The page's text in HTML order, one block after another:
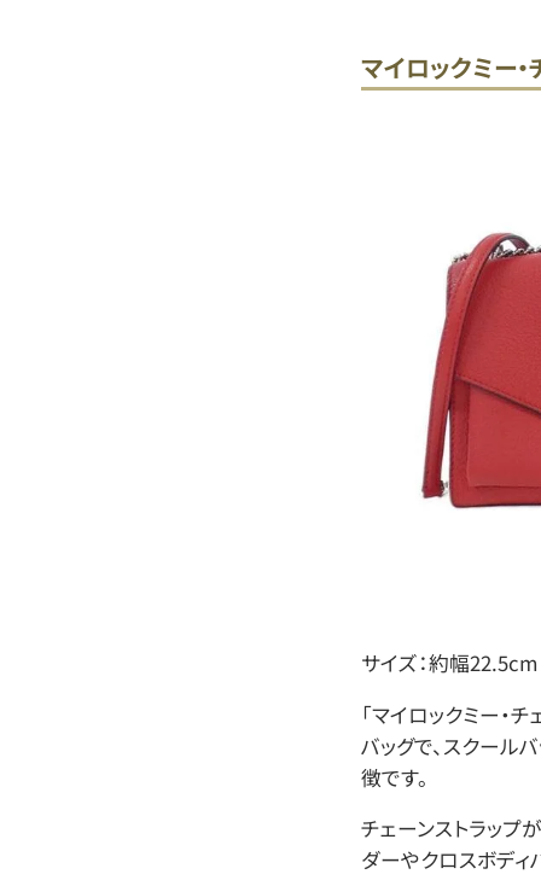
マイロックミー・
サイズ：約幅
「マイロックミー・
バッグで、スクール
徴です。
チェーンストラップ
ダーやクロスボディ